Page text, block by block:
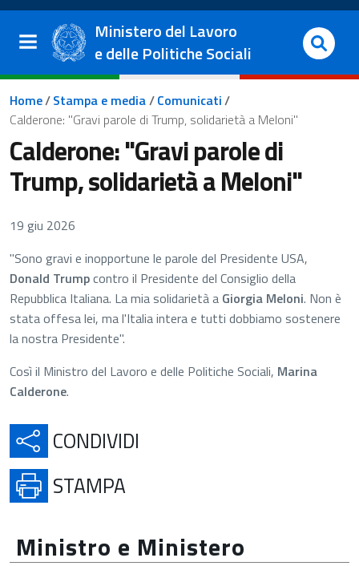
Salta al contenuto principale
Vai al footer
Ministero del Lavoro
e delle Politiche Sociali
Briciole di pane
Home/Stampa e media/Comunicati/
Calderone: "Gravi parole di Trump, solidarietà a Meloni"
Calderone: "Gravi parole di
Trump, solidarietà a Meloni"
19 giu 2026
"Sono gravi e inopportune le parole del Presidente USA,
Donald Trumpcontro il Presidente del Consiglio della
Repubblica Italiana. La mia solidarietà a Giorgia Meloni. Non è
stata offesa lei, ma l'Italia intera e tutti dobbiamo sostenere
la nostra Presidente".
Così il Ministro del Lavoro e delle Politiche Sociali, Marina
Calderone.
CONDIVIDI
STAMPA
Ministro e Ministero